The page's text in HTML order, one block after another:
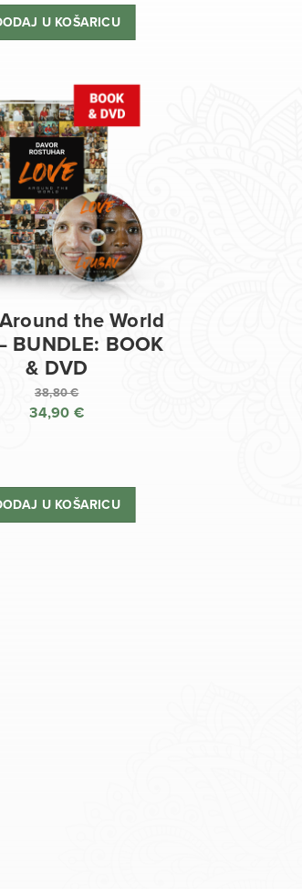
je:
38,80 €.
je:
34,90 €.
U KOŠARICU
the World
BUNDLE: BOOK
& DVD
38,80€
Izvorna
je:
38,80 €.
34,90 €
je:
34,90 €.
U KOŠARICU